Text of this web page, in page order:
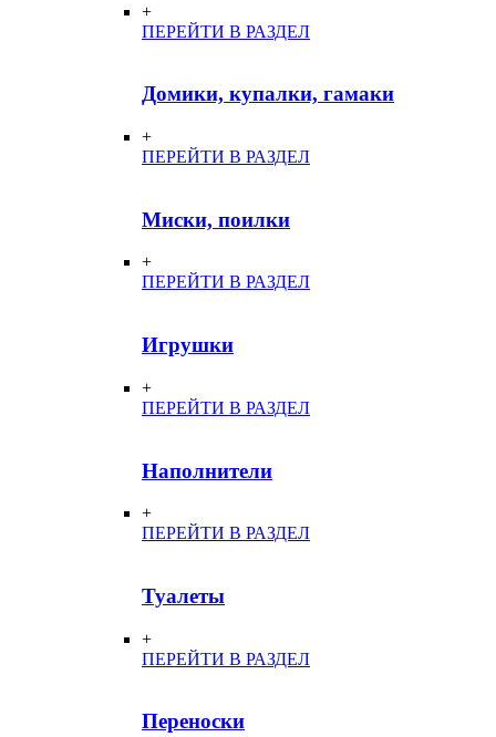
+
ПЕРЕЙТИ В РАЗДЕЛ
Домики, купалки, гамаки
+
ПЕРЕЙТИ В РАЗДЕЛ
Миски, поилки
+
ПЕРЕЙТИ В РАЗДЕЛ
Игрушки
+
ПЕРЕЙТИ В РАЗДЕЛ
Наполнители
+
ПЕРЕЙТИ В РАЗДЕЛ
Туалеты
+
ПЕРЕЙТИ В РАЗДЕЛ
Переноски